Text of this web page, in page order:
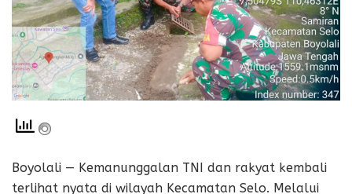
Boyolali — Kemanunggalan TNI dan rakyat kembali
terlihat nyata di wilayah Kecamatan Selo. Melalui